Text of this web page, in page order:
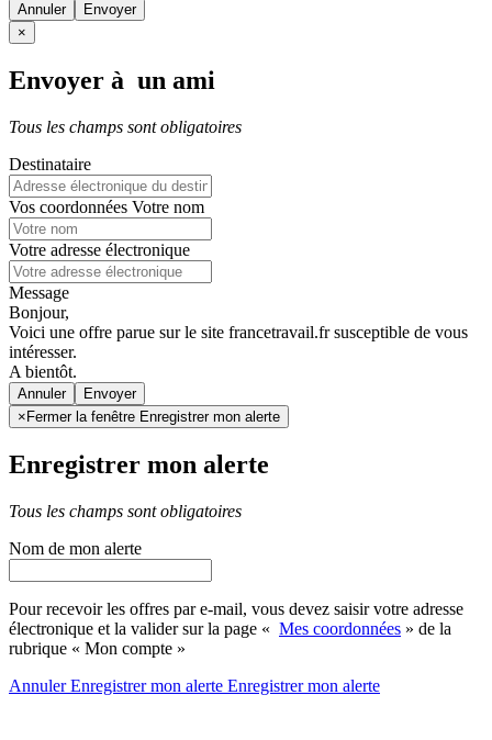
Annuler
×
Envoyer à un ami
Tous les champs sont obligatoires
Destinataire
Vos coordonnées Votre nom
Votre adresse électronique
Message
Bonjour,
Voici une offre parue sur le site francetravail.fr susceptible de vous
intéresser.
A bientôt.
Annuler
× Fermer la fenêtre Enregistrer mon alerte
Enregistrer mon alerte
Tous les champs sont obligatoires
Nom de mon alerte
Pour recevoir les offres par e-mail, vous devez saisir votre adresse
électronique et la valider sur la page « Mes coordonnées » de la
rubrique « Mon compte »
AnnulerEnregistrer mon alerte Enregistrermon alerte